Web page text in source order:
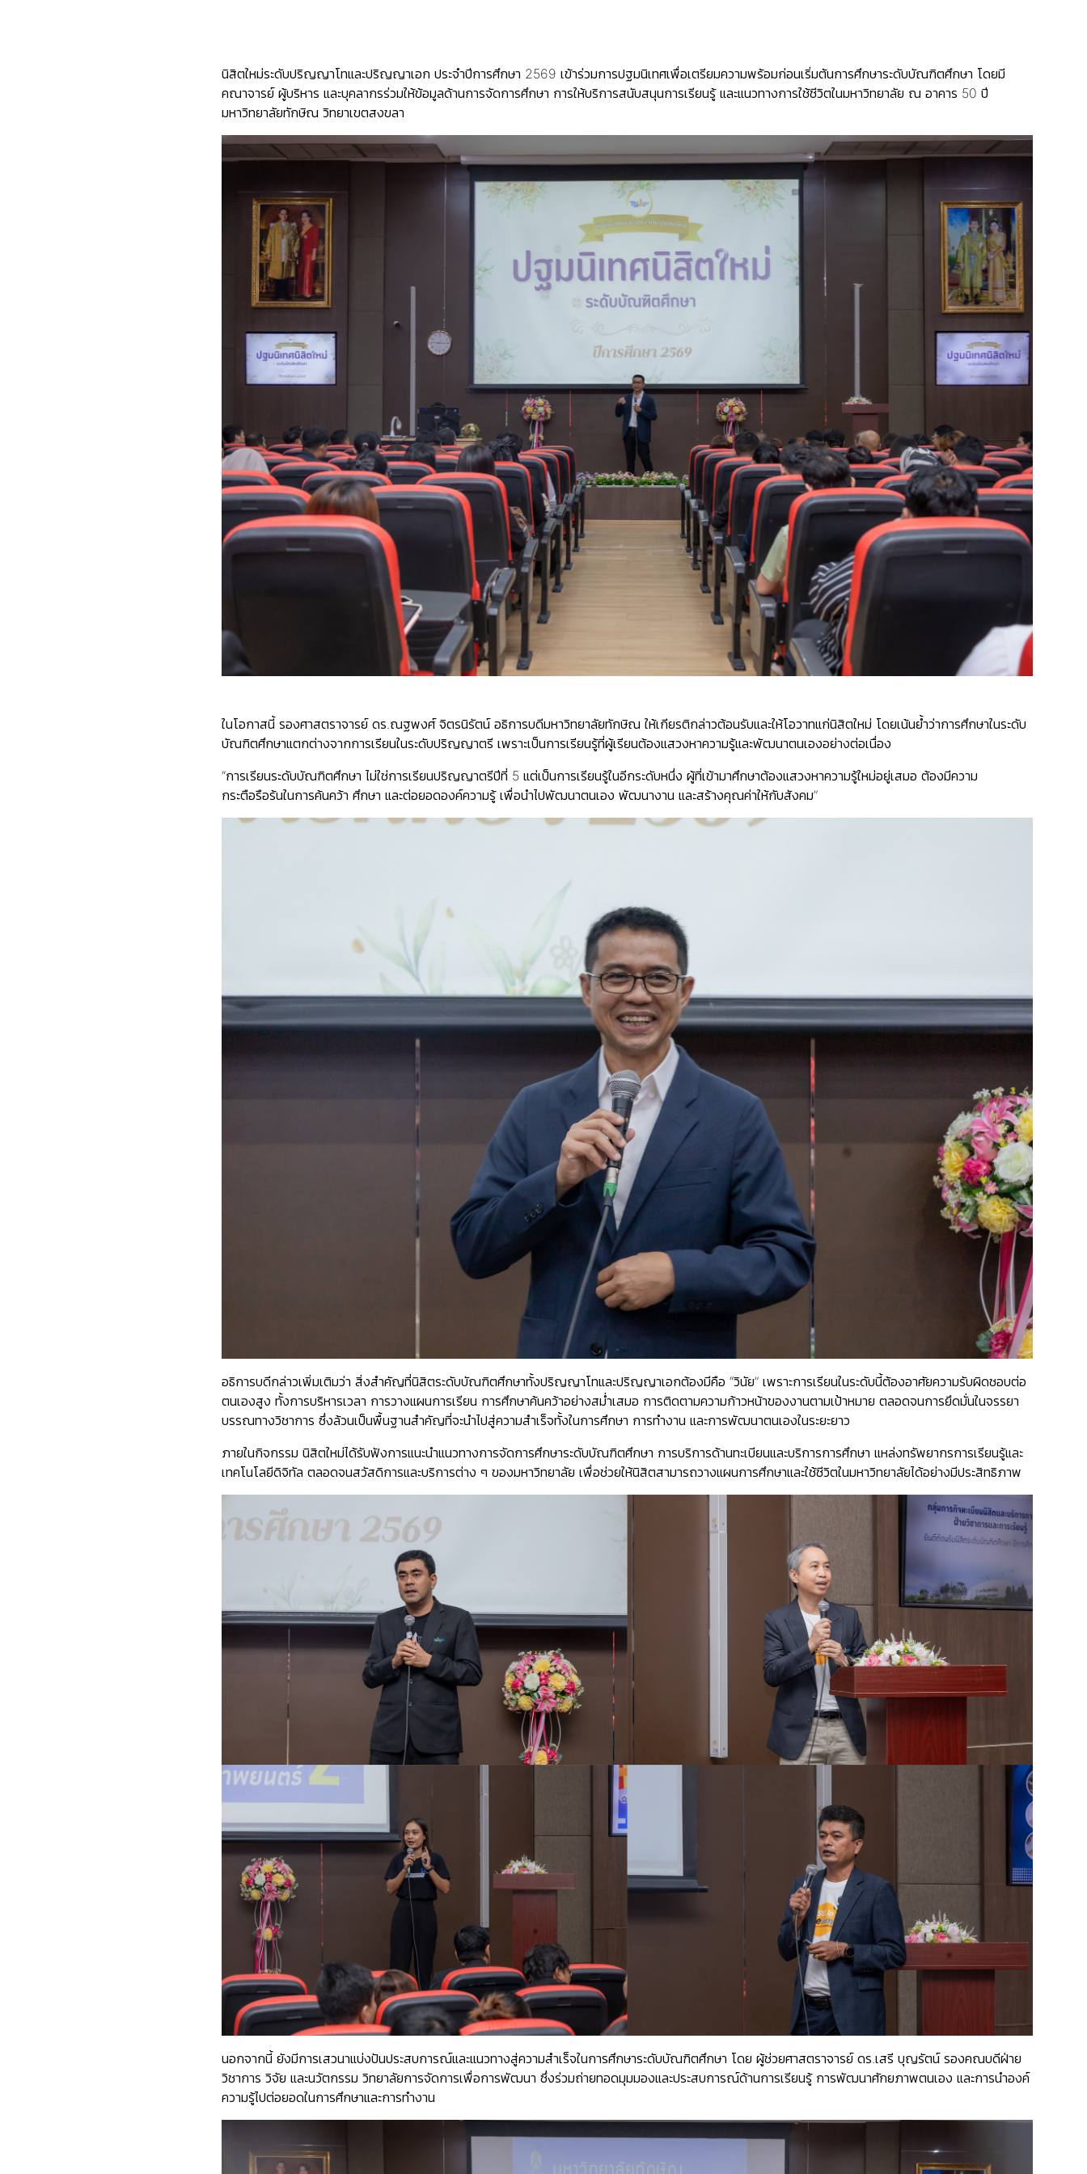
นิสิตใหม่ระดับปริญญาโทและปริญญาเอก ประจำปีการศึกษา 2569 เข้าร่วมการปฐมนิเทศเพื่อเตรียมความพร้อมก่อนเริ่มต้นการศึกษาระดับบัณฑิตศึกษา โดยมี
คณาจารย์ ผู้บริหาร และบุคลากรร่วมให้ข้อมูลด้านการจัดการศึกษา การให้บริการสนับสนุนการเรียนรู้ และแนวทางการใช้ชีวิตในมหาวิทยาลัย ณ อาคาร 50 ปี
มหาวิทยาลัยทักษิณ วิทยาเขตสงขลา
ในโอกาสนี้ รองศาสตราจารย์ ดร.ณฐพงศ์ จิตรนิรัตน์ อธิการบดีมหาวิทยาลัยทักษิณ ให้เกียรติกล่าวต้อนรับและให้โอวาทแก่นิสิตใหม่ โดยเน้นย้ำว่าการศึกษาในระดับ
บัณฑิตศึกษาแตกต่างจากการเรียนในระดับปริญญาตรี เพราะเป็นการเรียนรู้ที่ผู้เรียนต้องแสวงหาความรู้และพัฒนาตนเองอย่างต่อเนื่อง
“การเรียนระดับบัณฑิตศึกษา ไม่ใช่การเรียนปริญญาตรีปีที่ 5 แต่เป็นการเรียนรู้ในอีกระดับหนึ่ง ผู้ที่เข้ามาศึกษาต้องแสวงหาความรู้ใหม่อยู่เสมอ ต้องมีความ
กระตือรือร้นในการค้นคว้า ศึกษา และต่อยอดองค์ความรู้ เพื่อนำไปพัฒนาตนเอง พัฒนางาน และสร้างคุณค่าให้กับสังคม”
อธิการบดีกล่าวเพิ่มเติมว่า สิ่งสำคัญที่นิสิตระดับบัณฑิตศึกษาทั้งปริญญาโทและปริญญาเอกต้องมีคือ “วินัย” เพราะการเรียนในระดับนี้ต้องอาศัยความรับผิดชอบต่อ
ตนเองสูง ทั้งการบริหารเวลา การวางแผนการเรียน การศึกษาค้นคว้าอย่างสม่ำเสมอ การติดตามความก้าวหน้าของงานตามเป้าหมาย ตลอดจนการยึดมั่นในจรรยา
บรรณทางวิชาการ ซึ่งล้วนเป็นพื้นฐานสำคัญที่จะนำไปสู่ความสำเร็จทั้งในการศึกษา การทำงาน และการพัฒนาตนเองในระยะยาว
ภายในกิจกรรม นิสิตใหม่ได้รับฟังการแนะนำแนวทางการจัดการศึกษาระดับบัณฑิตศึกษา การบริการด้านทะเบียนและบริการการศึกษา แหล่งทรัพยากรการเรียนรู้และ
เทคโนโลยีดิจิทัล ตลอดจนสวัสดิการและบริการต่าง ๆ ของมหาวิทยาลัย เพื่อช่วยให้นิสิตสามารถวางแผนการศึกษาและใช้ชีวิตในมหาวิทยาลัยได้อย่างมีประสิทธิภาพ
นอกจากนี้ ยังมีการเสวนาแบ่งปันประสบการณ์และแนวทางสู่ความสำเร็จในการศึกษาระดับบัณฑิตศึกษา โดย ผู้ช่วยศาสตราจารย์ ดร.เสรี บุญรัตน์ รองคณบดีฝ่าย
วิชาการ วิจัย และนวัตกรรม วิทยาลัยการจัดการเพื่อการพัฒนา ซึ่งร่วมถ่ายทอดมุมมองและประสบการณ์ด้านการเรียนรู้ การพัฒนาศักยภาพตนเอง และการนำองค์
ความรู้ไปต่อยอดในการศึกษาและการทำงาน